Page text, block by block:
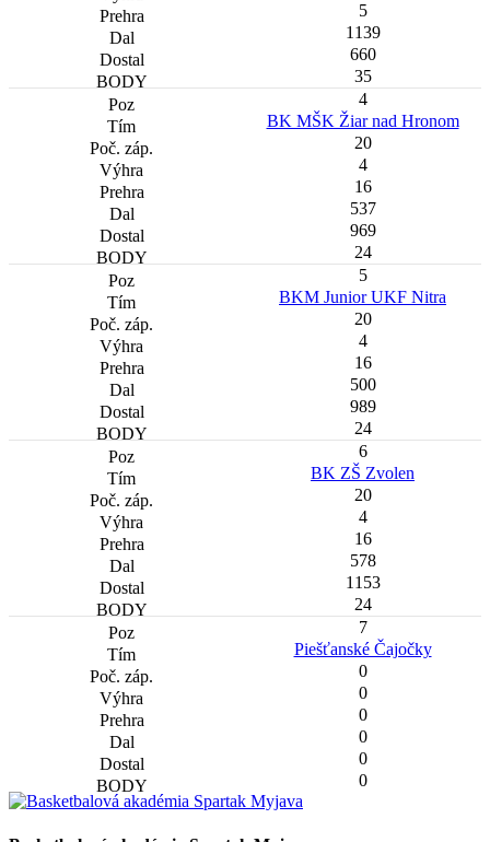
5
1139
660
35
4
BK MŠK Žiar nad Hronom
20
4
16
537
969
24
5
BKM Junior UKF Nitra
20
4
16
500
989
24
6
BK ZŠ Zvolen
20
4
16
578
1153
24
7
Piešťanské Čajočky
0
0
0
0
0
0